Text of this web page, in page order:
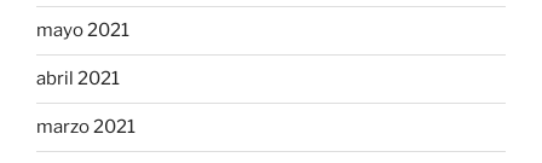
mayo 2021
abril 2021
marzo 2021